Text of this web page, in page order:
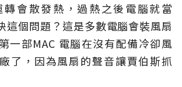
轉會散發熱，過熱之後電腦就當
這個問題？這是多數電腦會裝風扇
一部MAC 電腦在沒有配備冷卻風
了，因為風扇的聲音讓賈伯斯抓